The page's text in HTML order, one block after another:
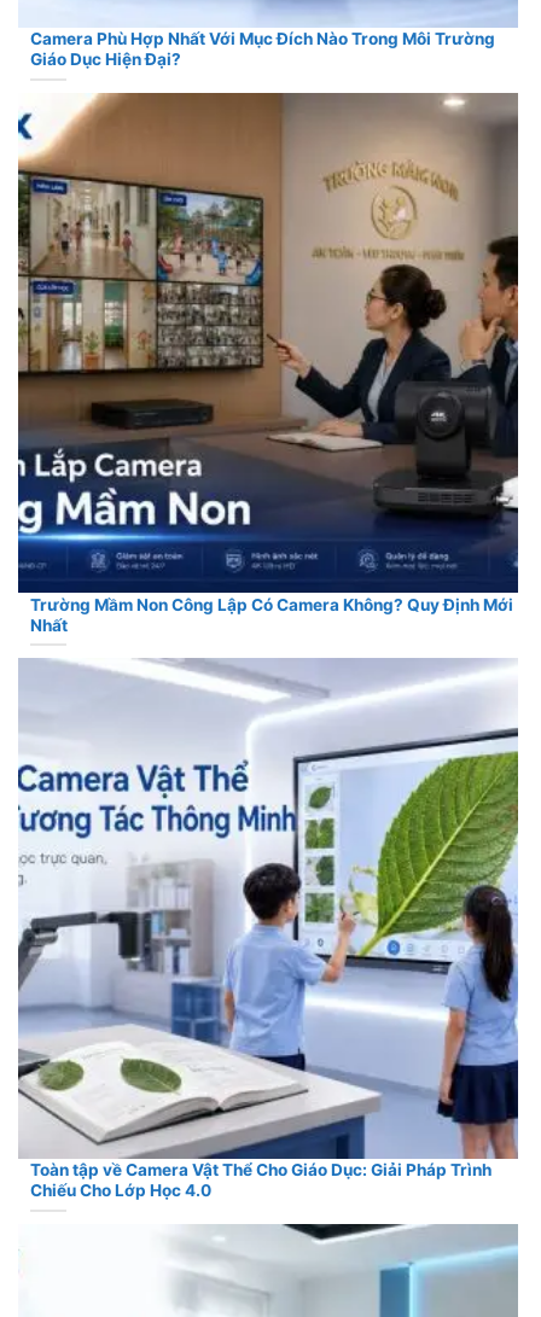
Camera Phù Hợp Nhất Với Mục Đích Nào Trong Môi Trường
Giáo Dục Hiện Đại?
Trường Mầm Non Công Lập Có Camera Không? Quy Định Mới
Nhất
Toàn tập về Camera Vật Thể Cho Giáo Dục: Giải Pháp Trình
Chiếu Cho Lớp Học 4.0